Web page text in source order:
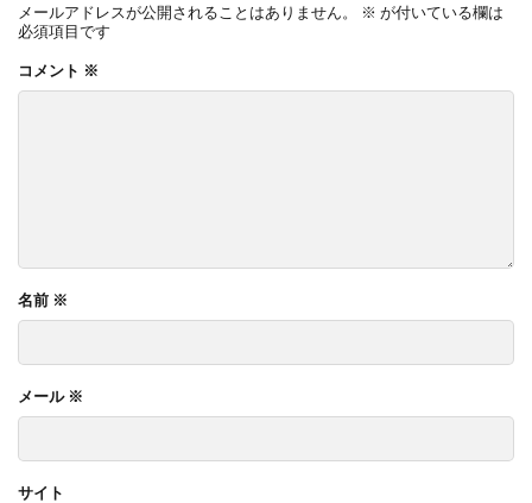
メールアドレスが公開されることはありません。 ※ が付いている欄は
必須項目です
コメント ※
名前 ※
メール ※
サイト